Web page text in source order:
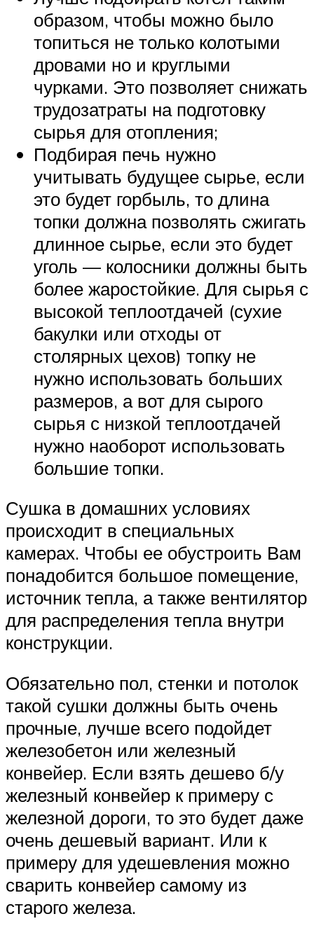
образом, чтобы можно было
топиться не только колотыми
дровами но и круглыми
чурками. Это позволяет снижать
трудозатраты на подготовку
сырья для отопления;
Подбирая печь нужно
учитывать будущее сырье, если
это будет горбыль, то длина
топки должна позволять сжигать
длинное сырье, если это будет
уголь — колосники должны быть
более жаростойкие. Для сырья с
высокой теплоотдачей (сухие
бакулки или отходы от
столярных цехов) топку не
нужно использовать больших
размеров, а вот для сырого
сырья с низкой теплоотдачей
нужно наоборот использовать
большие топки.
Сушка в домашних условиях
происходит в специальных
камерах. Чтобы ее обустроить Вам
понадобится большое помещение,
источник тепла, а также вентилятор
для распределения тепла внутри
конструкции.
Обязательно пол, стенки и потолок
такой сушки должны быть очень
прочные, лучше всего подойдет
железобетон или железный
конвейер. Если взять дешево б/у
железный конвейер к примеру с
железной дороги, то это будет даже
очень дешевый вариант. Или к
примеру для удешевления можно
сварить конвейер самому из
старого железа.